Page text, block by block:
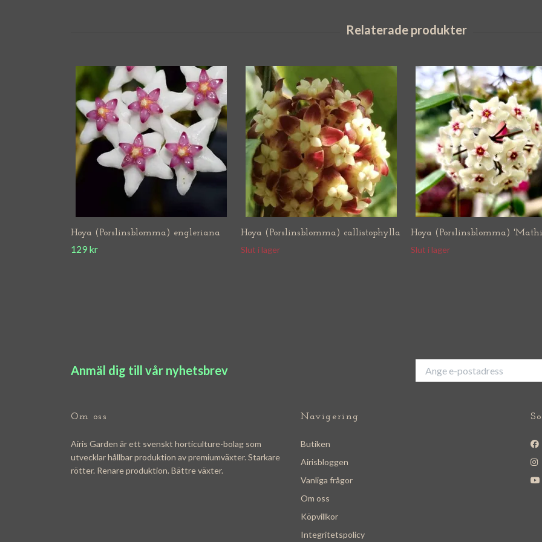
Hoya (Porslinsblomma) engleriana
129 kr
Hoya (Porslinsblomma) callistophylla
Slut i lager
Hoya (Porslinsblomma)
Slut i lager
Anmäl dig till vår nyhetsbrev
Om oss
Airis Garden är ett svenskt horticulture-bolag som
utvecklar hållbar produktion av premiumväxter. Starkare
rötter. Renare produktion. Bättre växter.
Navigering
Butiken
Airisbloggen
Vanliga frågor
Om oss
Köpvillkor
Integritetspolicy